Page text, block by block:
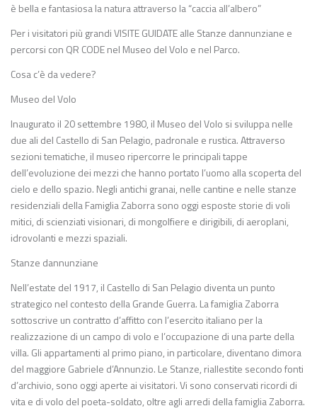
è bella e fantasiosa la natura attraverso la “caccia all’albero”
Per i visitatori più grandi VISITE GUIDATE alle Stanze dannunziane e
percorsi con QR CODE nel Museo del Volo e nel Parco.
Cosa c’è da vedere?
Museo del Volo
Inaugurato il 20 settembre 1980, il Museo del Volo si sviluppa nelle
due ali del Castello di San Pelagio, padronale e rustica. Attraverso
sezioni tematiche, il museo ripercorre le principali tappe
dell’evoluzione dei mezzi che hanno portato l’uomo alla scoperta del
cielo e dello spazio. Negli antichi granai, nelle cantine e nelle stanze
residenziali della Famiglia Zaborra sono oggi esposte storie di voli
mitici, di scienziati visionari, di mongolfiere e dirigibili, di aeroplani,
idrovolanti e mezzi spaziali.
Stanze dannunziane
Nell’estate del 1917, il Castello di San Pelagio diventa un punto
strategico nel contesto della Grande Guerra. La famiglia Zaborra
sottoscrive un contratto d’affitto con l’esercito italiano per la
realizzazione di un campo di volo e l’occupazione di una parte della
villa. Gli appartamenti al primo piano, in particolare, diventano dimora
del maggiore Gabriele d’Annunzio. Le Stanze, riallestite secondo fonti
d’archivio, sono oggi aperte ai visitatori. Vi sono conservati ricordi di
vita e di volo del poeta-soldato, oltre agli arredi della famiglia Zaborra.